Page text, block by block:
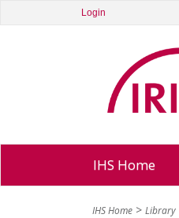
Login
IHS Home
IHS Home Library